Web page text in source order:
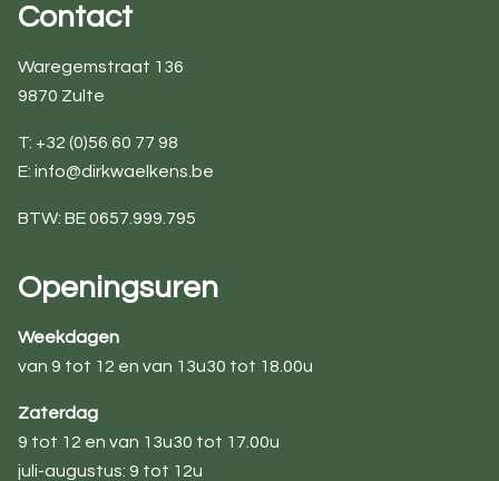
Contact
Waregemstraat 136
9870 Zulte
T: +32 (0)56 60 77 98
E: info@dirkwaelkens.be
BTW: BE 0657.999.795
Openingsuren
Weekdagen
van 9 tot 12 en van 13u30 tot 18.00u
Zaterdag
9 tot 12 en van 13u30 tot 17.00u
juli-augustus: 9 tot 12u